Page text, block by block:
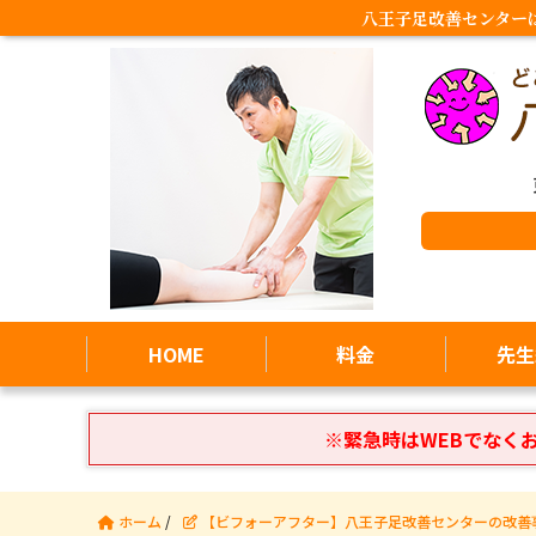
八王子足改善センタ
HOME 料金 先
※緊急時はWEBでなく
ホーム / 【ビフォーアフター】八王子足改善センターの改